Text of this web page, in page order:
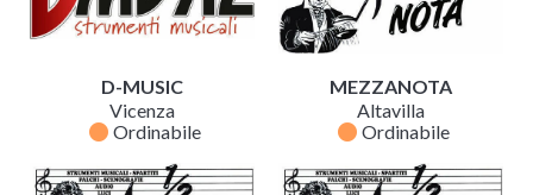
D-MUSIC
Vicenza
fiber_manual_record Ordinabile
MEZZANOTA
Altavilla
fiber_manual_record Ordinabile